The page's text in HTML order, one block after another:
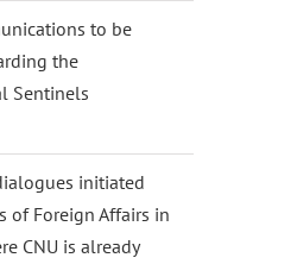
to be
the
Sentinels
initiated
of Foreign Affairs in
CNU is already